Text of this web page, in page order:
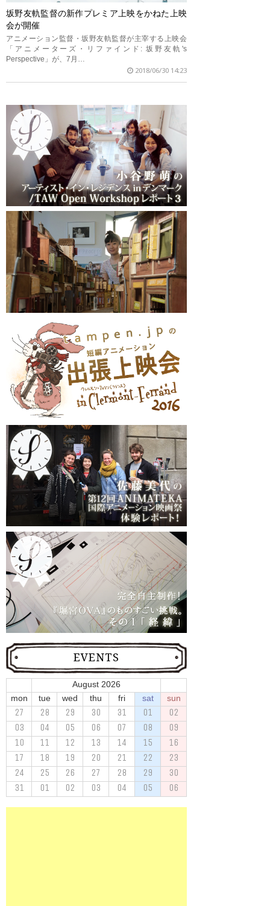
坂野友軌監督の新作プレミア上映をかねた上映
会が開催
アニメーション監督・坂野友軌監督が主宰する上映会
「アニメーターズ・リファインド: 坂野友軌's
Perspective」が、7月…
2018/06/30 14:23
EVENTS
August 2026
mon
tue wed thu fri sat sun
27 28 29 30 31 01
02
03
04 05 06 07 08
09
10
11 12 13 14 15
16
17
18 19 20 21 22
23
24
25 26 27 28 29
30
31
01 02 03 04 05 06